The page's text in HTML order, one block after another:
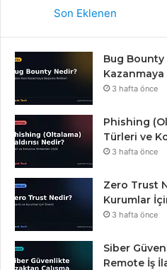
Son Eklenen
Bug Bounty
3 hafta önce
Phishing
Türleri ve
3 hafta önce
Zero Trust
Kurumlar
3 hafta önce
Siber
Remote İş